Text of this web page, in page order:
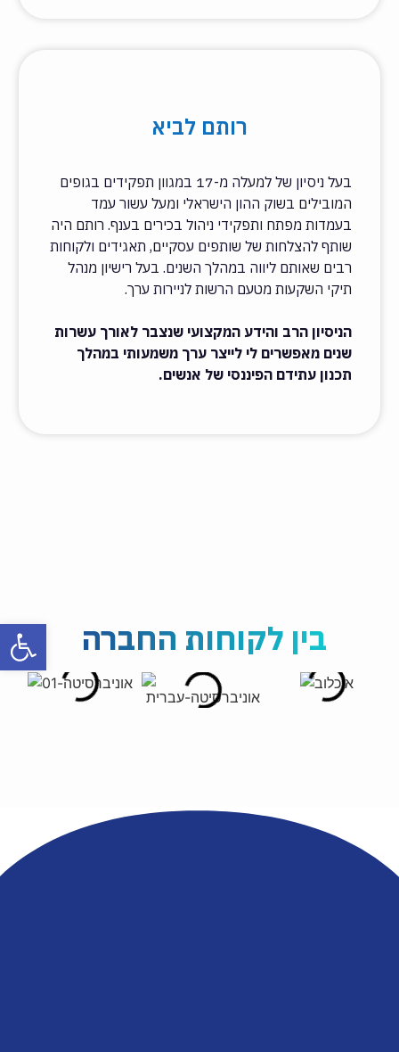
רותם לביא
בעל ניסיון של למעלה מ-17 במגוון תפקידים בגופים
המובילים בשוק ההון הישראלי ומעל עשור עמד
בעמדות מפתח ותפקידי ניהול בכירים בענף. רותם היה
שותף להצלחות של שותפים עסקיים, תאגידים ולקוחות
רבים שאותם ליווה במהלך השנים. בעל רישיון מנהל
תיקי השקעות מטעם הרשות לניירות ערך.
הניסיון הרב והידע המקצועי שנצבר לאורך עשרות
שנים מאפשרים לי לייצר ערך משמעותי במהלך
תכנון עתידם הפיננסי של אנשים.
בין לקוחות החברה